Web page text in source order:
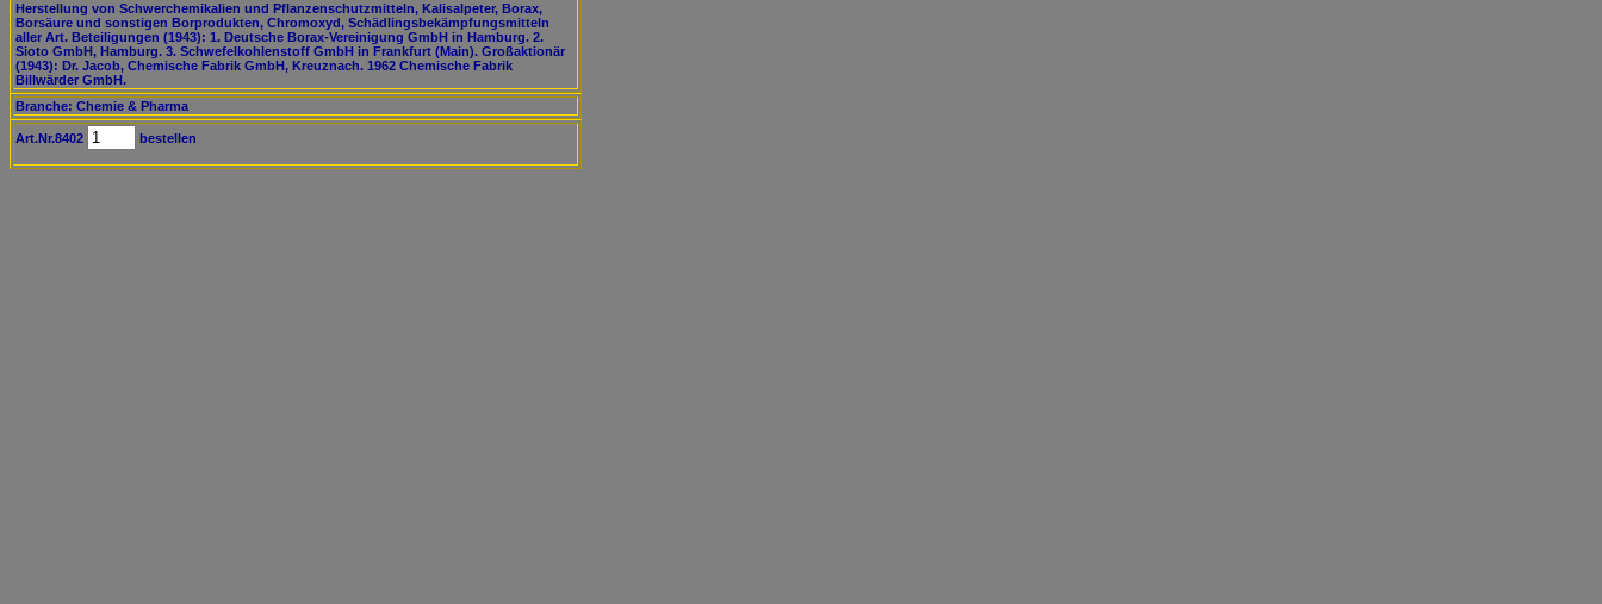
Herstellung von Schwerchemikalien und Pflanzenschutzmitteln, Kalisalpeter, Borax,
Borsäure und sonstigen Borprodukten, Chromoxyd, Schädlingsbekämpfungsmitteln
aller Art. Beteiligungen (1943): 1. Deutsche Borax-Vereinigung GmbH in Hamburg. 2.
Sioto GmbH, Hamburg. 3. Schwefelkohlenstoff GmbH in Frankfurt (Main). Großaktionär
(1943): Dr. Jacob, Chemische Fabrik GmbH, Kreuznach. 1962 Chemische Fabrik
Billwärder GmbH.
Branche: Chemie & Pharma
Art.Nr.8402 bestellen